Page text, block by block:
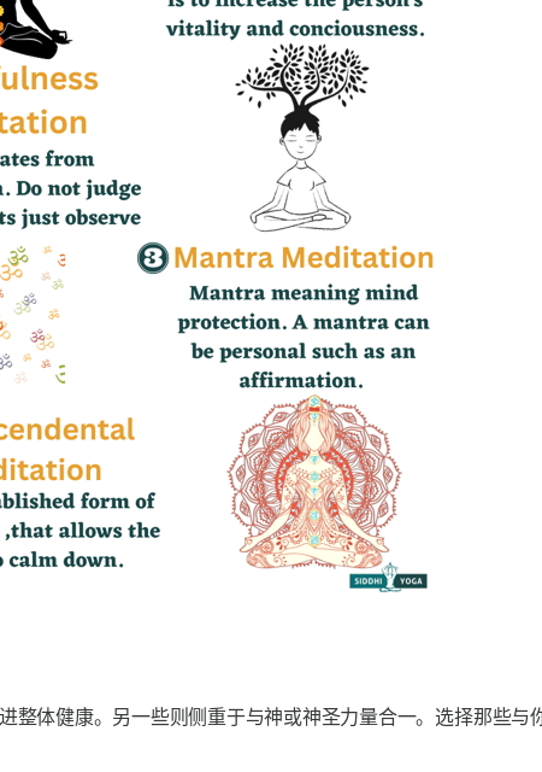
整体健康。另一些则侧重于与神或神圣力量合一。选择那些与